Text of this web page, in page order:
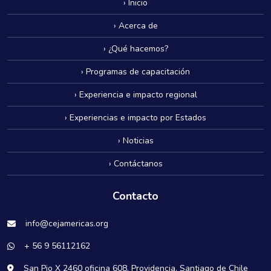
transparency, and the protection of
fundamental rights.
› Inicio
› Acerca de
› ¿Qué hacemos?
› Programas de capacitación
› Experiencia e impacto regional
› Experiencias e impacto por Estados
› Noticias
› Contáctanos
Contacto
info@cejamericas.org
+ 56 9 56112162
San Pio X 2460 oficina 608. Providencia, Santiago de Chile